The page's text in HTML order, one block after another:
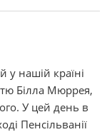
у нашій країні
Білла Мюррея,
У цей день в
Пенсільванії